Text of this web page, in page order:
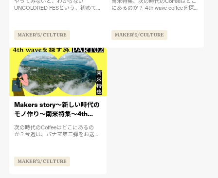
やってみないと、わからない
UNCOLORED FESという、初めての
ました。改めて、ありが...
MAKER'S/CULTURE
南米特集、次の時代のCoffeeはどこ
にあるのか？ 4th wave coffeeを探す
た3rd...
MAKER'S/CULTURE
Makers story〜新しい時代の
モノ作り〜南米特集〜4th
waveを探す旅〜
次の時代のCoffeeはどこにあるの
か？今週は、パナマ第二弾をお送り
です。ソフィアゲイシャ(ナチ...
MAKER'S/CULTURE